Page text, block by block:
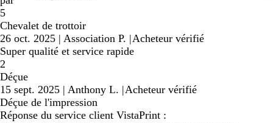
5
Chevalet de trottoir
26 oct. 2025 | Association P. |Acheteur vérifié
Super qualité et service rapide
2
Déçue
15 sept. 2025 | Anthony L. |Acheteur vérifié
Déçue de l'impression
Réponse du service client VistaPrint :